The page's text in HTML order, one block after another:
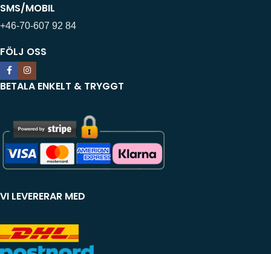
SMS/MOBIL
+46-70-607 92 84
FÖLJ OSS
BETALA ENKELT & TRYGGT
VI LEVERERAR MED